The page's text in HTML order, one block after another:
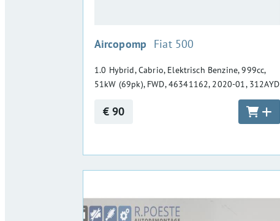
Aircopomp :Fiat 500
1.0 Hybrid, Cabrio, Elektrisch Benzine, 999cc,
51kW (69pk), FWD, 46341162, 2020-01, 312AYD
€ 90